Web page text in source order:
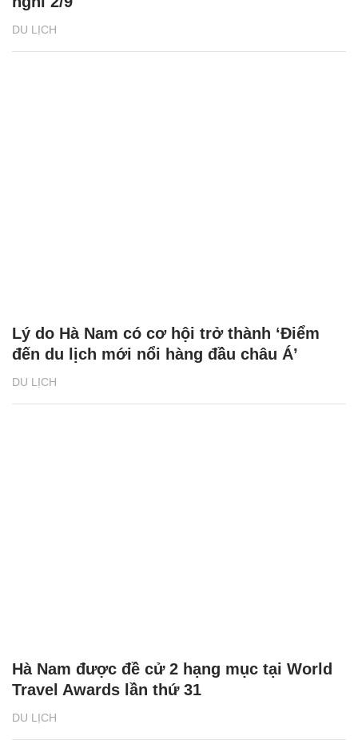
DU LỊCH
DU LỊCH
Lý do Hà Nam có cơ hội trở thành ‘Điểm
đến du lịch mới nổi hàng đầu châu Á’
DU LỊCH
Hà Nam được đề cử 2 hạng mục tại World
Travel Awards lần thứ 31